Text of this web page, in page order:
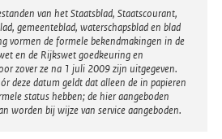
e
l
i
n
k
:
van het Staatsblad, Staatscourant,
gemeenteblad, waterschapsblad en blad
vormen de formele bekendmakingen in de
en de Rijkswet goedkeuring en
zover ze na 1 juli 2009 zijn uitgegeven.
deze datum geldt dat alleen de in papieren
status hebben; de hier aangeboden
worden bij wijze van service aangeboden.